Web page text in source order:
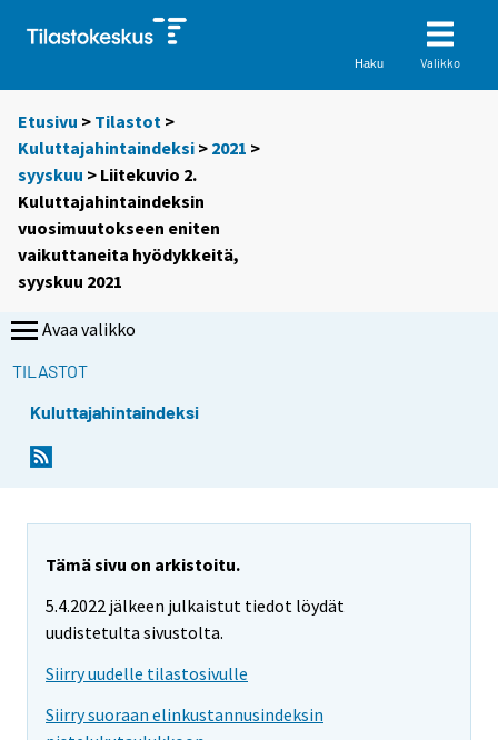
Haku Valikko
Etusivu > Tilastot >
Kuluttajahintaindeksi > 2021 >
syyskuu > Liitekuvio 2.
Kuluttajahintaindeksin
vuosimuutokseen eniten
vaikuttaneita hyödykkeitä,
syyskuu 2021
Avaa valikko
TILASTOT
Kuluttajahintaindeksi
Tämä sivu on arkistoitu.
5.4.2022 jälkeen julkaistut tiedot löydät
uudistetulta sivustolta.
Siirry uudelle tilastosivulle
Siirry suoraan elinkustannusindeksin